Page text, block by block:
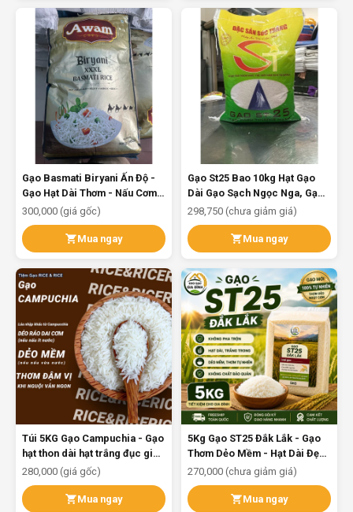
Gạo Basmati Biryani Ấn Độ -
Gạo Hạt Dài Thơm - Nấu Cơm
Biryani, Cơm Dẻo Tơi
300,000 (giá gốc)
Mua ngay
Gạo St25 Bao 10kg Hạt Gạo
Dài Gạo Sạch Ngọc Nga, Gạo
St25 Chính Hãng Ngon Thơm
Dẻo Chuẩn Chất Lượng
298,750 (chưa giảm giá)
Mua ngay
Túi 5KG Gạo Campuchia - Gạo
hạt thon dài hạt trắng đục giữ
được mùi vị lâu - Rice&Rice
280,000 (giá gốc)
Mua ngay
5Kg Gạo ST25 Đắk Lắk - Gạo
Thơm Dẻo Mềm - Hạt Dài Đẹp
- Gạo Mới | Kho Gạo Gia Đình
270,000 (chưa giảm giá)
Mua ngay